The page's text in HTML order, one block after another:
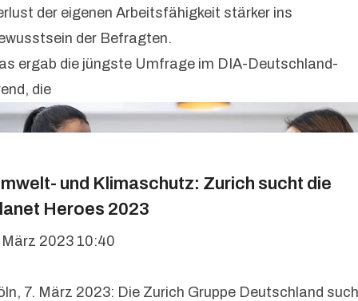
der eigenen Arbeitsfähigkeit stärker ins
der Befragten.
ergab die jüngste Umfrage im DIA-Deutschland-
die
und Klimaschutz: Zurich sucht die
Heroes 2023
März 2023 10:40
7. März 2023: Die Zurich Gruppe Deutschland